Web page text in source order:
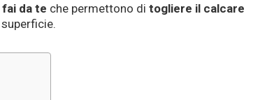
da te che permettono di togliere il calcare